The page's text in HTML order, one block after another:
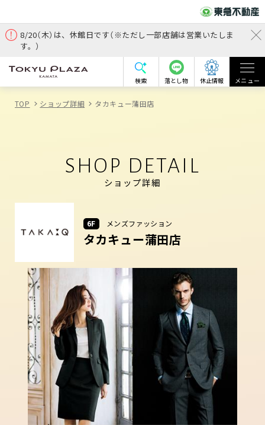
8/20（木）は、休館日です（※ただし一部店舗は営業いたしま
す。）
検索 落とし物 休止情報 メニュー
TOP ショップ詳細 タカキュー蒲田店
SHOP DETAIL
ショップ詳細
6F メンズファッション
タカキュー蒲田店